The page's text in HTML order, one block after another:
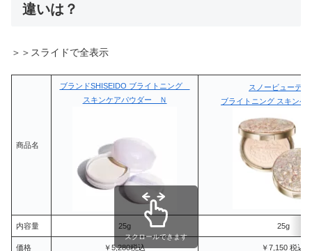
違いは？
＞＞スライドで全表示
商品名
ブランドSHISEIDO ブライトニング
スキンケアパウダー Ｎ
スノービューティ
ブライトニング スキンケ
内容量 25g 25g
価格 ￥5,280税込 ￥7,150 税込
スクロールできます